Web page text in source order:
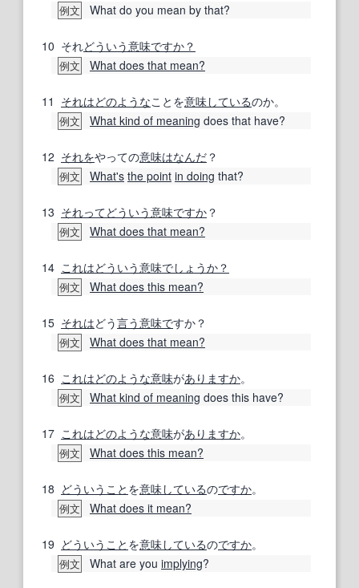
例文 What do you mean by that?
10 それどういう意味ですか？
例文 What does that mean?
11 それはどのようなことを意味しているのか。
例文 What kind of meaning does that have?
12 それをやっての意味はなんだ ？
例文 What's the point in doing that?
13 それってどういう意味ですか ？
例文 What does that mean?
14 これはどういう意味でしょうか？
例文 What does this mean?
15 それはどう言う意味ですか？
例文 What does that mean?
16 これはどのような意味がありますか。
例文 What kind of meaning does this have?
17 これはどのような意味がありますか。
例文 What does this mean?
18 どういうこと を意味しているのですか。
例文 What does it mean?
19 どういうこと を意味しているのですか。
例文 What are you implying?